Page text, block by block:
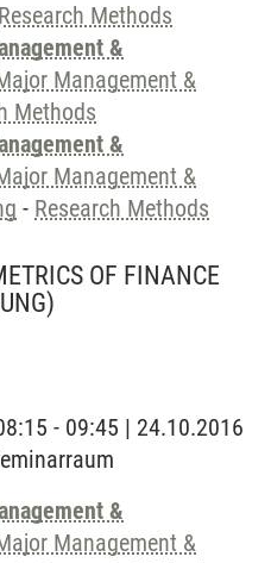
Research Methods
&
Management &
Methods
&
Management &
- Research Methods
OF FINANCE
- 09:45 | 24.10.2016
&
Management &